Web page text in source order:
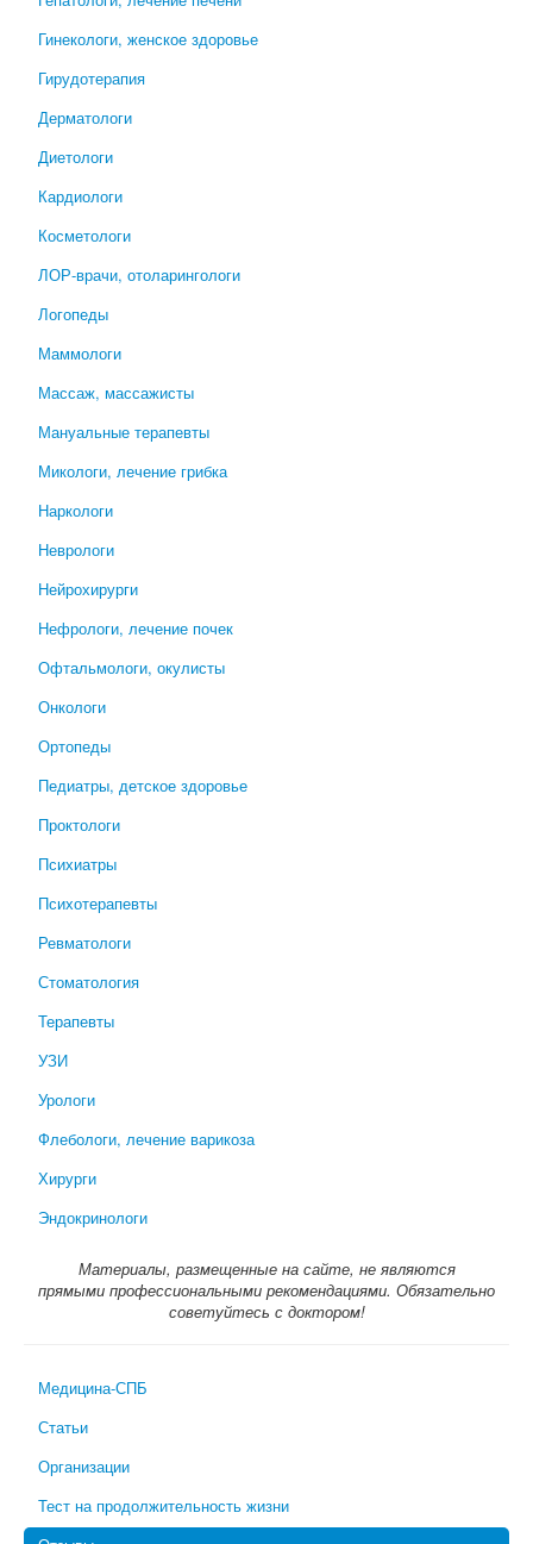
Гинекологи, женское здоровье
Гирудотерапия
Дерматологи
Диетологи
Кардиологи
Косметологи
ЛОР-врачи, отоларингологи
Логопеды
Маммологи
Массаж, массажисты
Мануальные терапевты
Микологи, лечение грибка
Наркологи
Неврологи
Нейрохирурги
Нефрологи, лечение почек
Офтальмологи, окулисты
Онкологи
Ортопеды
Педиатры, детское здоровье
Проктологи
Психиатры
Психотерапевты
Ревматологи
Стоматология
Терапевты
УЗИ
Урологи
Флебологи, лечение варикоза
Хирурги
Эндокринологи
Материалы, размещенные на сайте, не являются
прямыми профессиональными рекомендациями. Обязательно
советуйтесь с доктором!
Медицина-СПБ
Статьи
Организации
Тест на продолжительность жизни